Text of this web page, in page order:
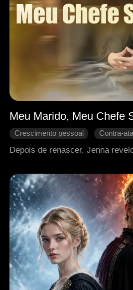
Meu Marido, Meu Chefe
Crescimento pessoal
Contra-
Romance moderno